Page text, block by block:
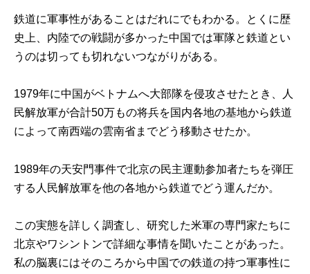
鉄道に軍事性があることはだれにでもわかる。とくに歴
史上、内陸での戦闘が多かった中国では軍隊と鉄道とい
うのは切っても切れないつながりがある。
1979年に中国がベトナムへ大部隊を侵攻させたとき、人
民解放軍が合計50万もの将兵を国内各地の基地から鉄道
によって南西端の雲南省までどう移動させたか。
1989年の天安門事件で北京の民主運動参加者たちを弾圧
する人民解放軍を他の各地から鉄道でどう運んだか。
この実態を詳しく調査し、研究した米軍の専門家たちに
北京やワシントンで詳細な事情を聞いたことがあった。
私の脳裏にはそのころから中国での鉄道の持つ軍事性に